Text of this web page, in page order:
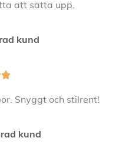
att sätta upp.
kund

Snyggt och stilrent!
kund